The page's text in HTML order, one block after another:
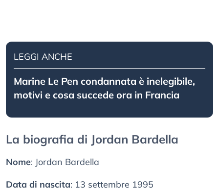
LEGGI ANCHE
Marine Le Pen condannata è inelegibile,
motivi e cosa succede ora in Francia
La biografia di Jordan Bardella
Nome: Jordan Bardella
Data di nascita: 13 settembre 1995